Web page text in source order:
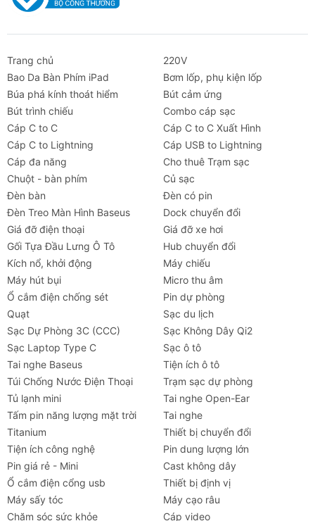
Tai nghe Cho thuê
Trang chủ
220V
Bao Da Bàn Phím iPad
Bơm lốp, phụ kiện lốp
Búa phá kính thoát hiểm
Bút cảm ứng
Bút trình chiếu
Combo cáp sạc
Cáp C to C
Cáp C to C Xuất Hình
Cáp C to Lightning
Cáp USB to Lightning
Cáp đa năng
Cho thuê Trạm sạc
Chuột - bàn phím
Củ sạc
Đèn bàn
Đèn có pin
Đèn Treo Màn Hình Baseus
Dock chuyển đổi
Giá đỡ điện thoại
Giá đỡ xe hơi
Gối Tựa Đầu Lưng Ô Tô
Hub chuyển đổi
Kích nổ, khởi động
Máy chiếu
Máy hút bụi
Micro thu âm
Ổ cắm điện chống sét
Pin dự phòng
Quạt
Sạc du lịch
Sạc Dự Phòng 3C (CCC)
Sạc Không Dây Qi2
Sạc Laptop Type C
Sạc ô tô
Tai nghe Baseus
Tiện ích ô tô
Túi Chống Nước Điện Thoại
Trạm sạc dự phòng
Tủ lạnh mini
Tai nghe Open-Ear
Tấm pin năng lượng mặt trời
Tai nghe
Titanium
Thiết bị chuyển đổi
Tiện ích công nghệ
Pin dung lượng lớn
Pin giá rẻ - Mini
Cast không dây
Ổ cắm điện cổng usb
Thiết bị định vị
Máy sấy tóc
Máy cạo râu
Chăm sóc sức khỏe
Cáp video